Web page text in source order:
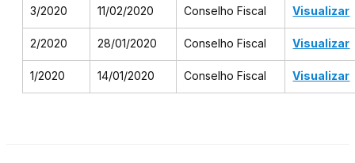
3/2020 11/02/2020 Conselho Fiscal Visualizar
2/2020 28/01/2020 Conselho Fiscal Visualizar
1/2020 14/01/2020 Conselho Fiscal Visualizar